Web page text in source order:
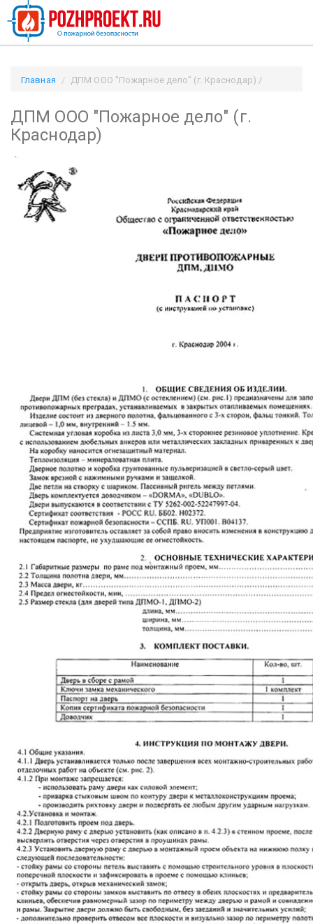
Главная
ДПМ ООО "Пожарное дело" (г. Краснодар) /
ДПМ ООО "Пожарное дело" (г.
Краснодар)